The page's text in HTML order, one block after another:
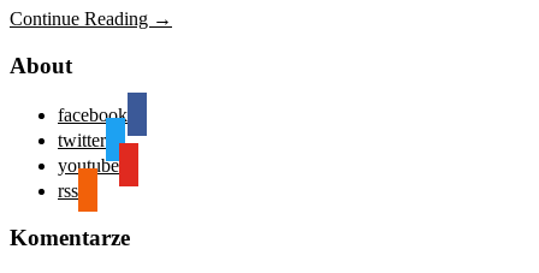
Continue Reading →
About
facebook
twitter
youtube
rss
Komentarze